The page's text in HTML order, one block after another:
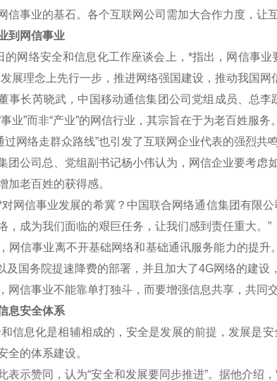
信事业的基石。各个互联网公司需加大合作力度，让
网信事业
络安全和信息化工作座谈会上，*指出，网信事业
展理念上先行一步，推进网络强国建设，推动我国
长芮晓武，中国移动通信集团公司党组成员、总李
业”而非“产业”的网信行业，其宗旨在于为老百姓服务。
网络走群众路线”也引发了互联网企业代表的强烈共鸣
公司总、党组副书记杨小伟认为，网信企业要考虑
加老百姓的获得感。
信事业发展的希冀？中国联合网络通信集团有限公
，成为我们面临的艰巨任务，让我们感到责任重大。”
信事业离不开基础网络和基础通讯服务能力的提升
及国务院提速降费的部署，并且加大了4G网络的建设
信事业不能靠单打独斗，而要增强信息共享，共同交
安全体系
息化是相辅相成的，安全是发展的前提，发展是安
全的体系建设。
示赞同，认为“安全和发展要同步推进”。据他介绍